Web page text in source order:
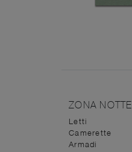
ZONA NOTTE
Letti
Camerette
Armadi